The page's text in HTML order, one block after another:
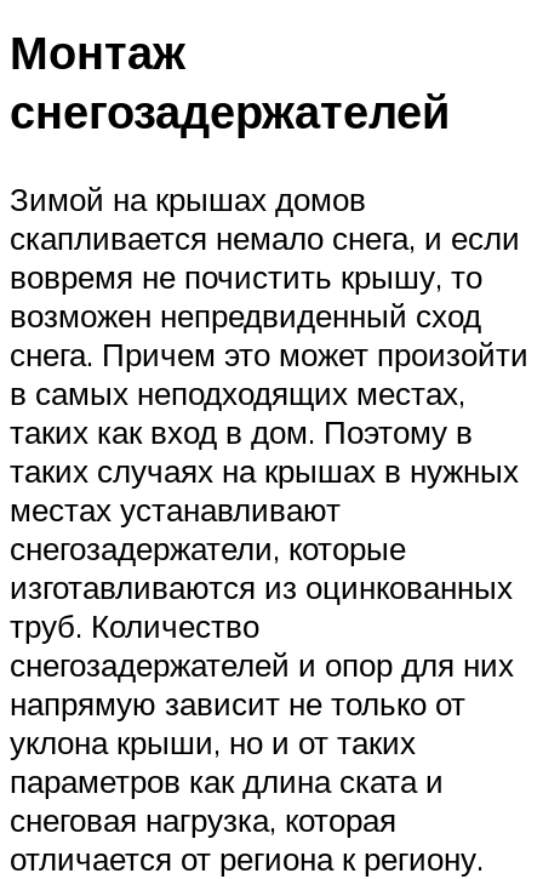
Монтаж
снегозадержателей
Зимой на крышах домов
скапливается немало снега, и если
вовремя не почистить крышу, то
возможен непредвиденный сход
снега. Причем это может произойти
в самых неподходящих местах,
таких как вход в дом. Поэтому в
таких случаях на крышах в нужных
местах устанавливают
снегозадержатели, которые
изготавливаются из оцинкованных
труб. Количество
снегозадержателей и опор для них
напрямую зависит не только от
уклона крыши, но и от таких
параметров как длина ската и
снеговая нагрузка, которая
отличается от региона к региону.